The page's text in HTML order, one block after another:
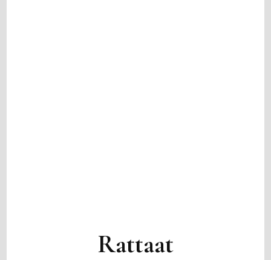
Rattaat